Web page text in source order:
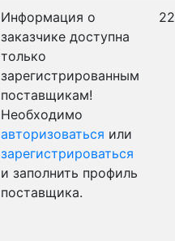
Информация о
заказчике доступна
только
зарегистрированным
поставщикам!
Необходимо
авторизоваться или
зарегистрироваться
и заполнить профиль
поставщика.